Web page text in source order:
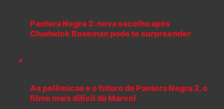
Pantera Negra 2: nova escolha após
Chadwick Boseman pode te surpreender
As polêmicas e o futuro de Pantera Negra 2, o
filme mais difícil da Marvel